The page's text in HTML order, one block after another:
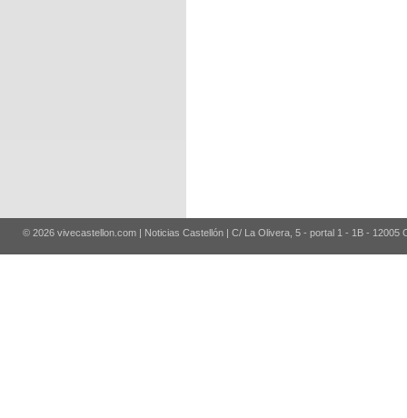
© 2026 vivecastellon.com | Noticias Castellón | C/ La Olivera, 5 - portal 1 - 1B - 12005